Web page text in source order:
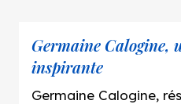
Germaine Calogine,
inspirante
Germaine Calogine,